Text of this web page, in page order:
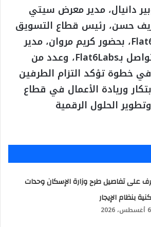
دانيال، مدير معرض سيتي
حسن، رئيس قطاع التسويق
والتواصل بـFlat6Labs، بحضور كريم مروان، مدير
أول للمجتمع والتواصل بـFlat6Labs، وعدد من
في خطوة تؤكد التزام الطرفين
وريادة الأعمال في قطاع
الحلول الرقمية
على تفاصيل طرح وزارة الإسكان وحدات
بنظام الإيجار
6 أغسطس، 2026